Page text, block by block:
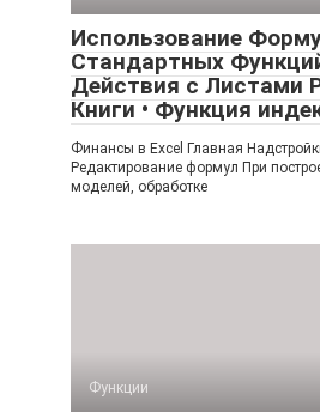
Использование
Стандартных
Действия с Листами
Книги • Функция
Финансы в Excel Главная
Редактирование формул При
моделей, обработке
Функции